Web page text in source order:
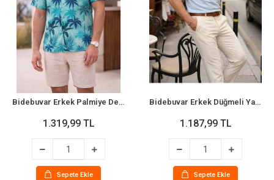
Bidebuvar Erkek Palmiye Desenli Kısa Kollu Hawai Gömlek
1.319,99 TL
Sepete Ekle
Bidebuvar Erkek Düğmeli Yaka Pamuk Triko Tişört
1.187,99 TL
Sepete Ekle